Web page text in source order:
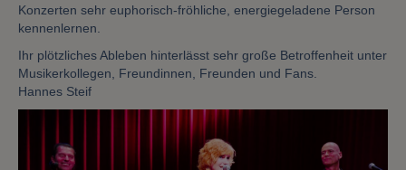
Konzerten sehr euphorisch-fröhliche, energiegeladene Person
kennenlernen.
Ihr plötzliches Ableben hinterlässt sehr große Betroffenheit unter
Musikerkollegen, Freundinnen, Freunden und Fans.
Hannes Steif